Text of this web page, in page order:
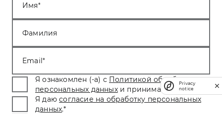
Имя
Фамилия
Email
Я ознакомлен (-а) с Политикой обработки
персональных данных и принимаю условия.
Я даю согласие на обработку персональных
данных.*
Privacy
notice